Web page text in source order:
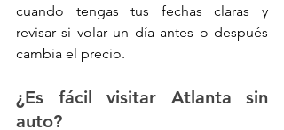
cuando tengas tus fechas claras y
revisar si volar un día antes o después
cambia el precio.
¿Es fácil visitar Atlanta sin
auto?